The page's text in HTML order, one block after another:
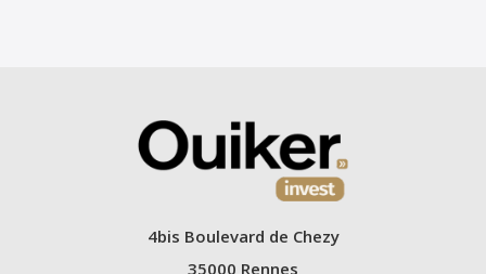
4bis Boulevard de Chezy
35000 Rennes